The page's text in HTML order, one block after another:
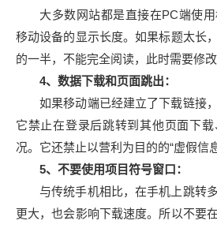
大多数网站都是直接在PC端使
移动设备的显示长度。如果标题太长
的一半，不能完全阅读，此时需要修改
4、数据下载和页面跳出：
如果移动端已经建立了下载链接
它禁止在登录后跳转到其他页面下
况。它还禁止以营利为目的的“虚假信
5、不要使用项目符号窗口：
与传统手机相比，在手机上跳转
更大，也会影响下载速度。所以不要